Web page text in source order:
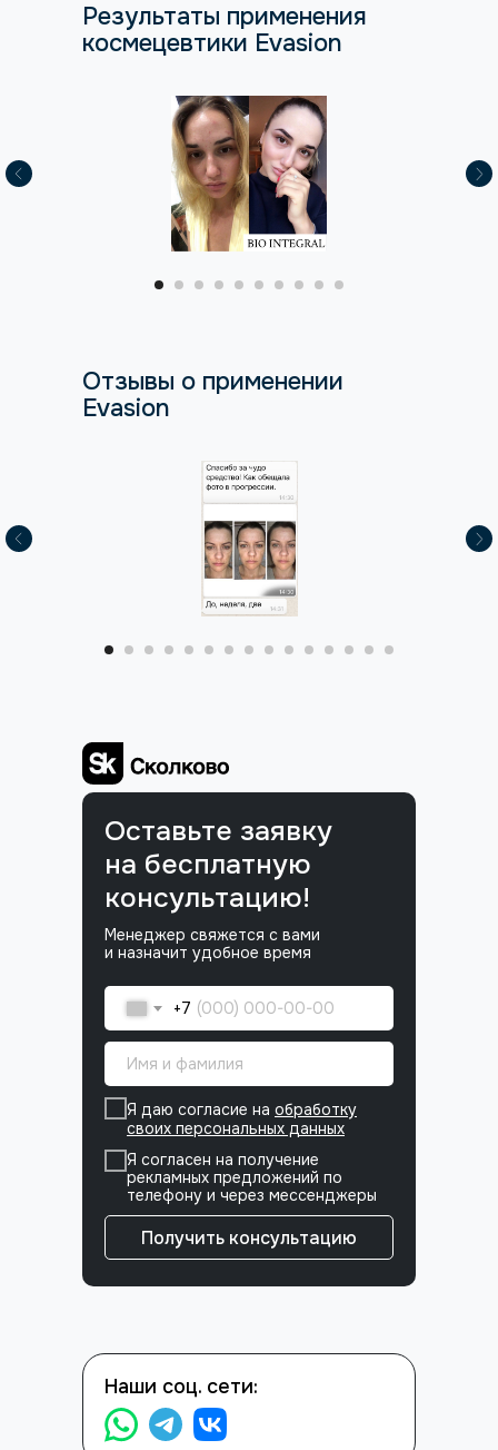
Результаты применения
космецевтики Evasion
Отзывы о применении
Evasion
Оставьте заявку
на бесплатную
консультацию!
Менеджер свяжется с вами
и назначит удобное время
+7
Я даю согласие на обработку
своих персональных данных
Я согласен на получение
рекламных предложений по
телефону и через мессенджеры
Получить консультацию
Наши соц. сети: